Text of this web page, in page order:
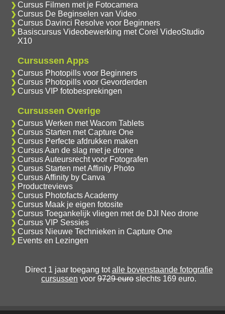
Cursus Filmen met je Fotocamera
Cursus De Beginselen van Video
Cursus Davinci Resolve voor Beginners
Basiscursus Videobewerking met Corel VideoStudio
X10
Cursussen Apps
Cursus Photopills voor Beginners
Cursus Photopills voor Gevorderden
Cursus VIP fotobesprekingen
Cursussen Overige
Cursus Werken met Wacom Tablets
Cursus Starten met Capture One
Cursus Perfecte afdrukken maken
Cursus Aan de slag met je drone
Cursus Auteursrecht voor Fotografen
Cursus Starten met Affinity Photo
Cursus Affinity by Canva
Productreviews
Cursus Photofacts Academy
Cursus Maak je eigen fotosite
Cursus Toegankelijk vliegen met de DJI Neo drone
Cursus VIP Sessies
Cursus Nieuwe Technieken in Capture One
Events en Lezingen
Direct 1 jaar toegang totalle bovenstaande fotografie
cursussen voor 9729 euro slechts 169 euro.